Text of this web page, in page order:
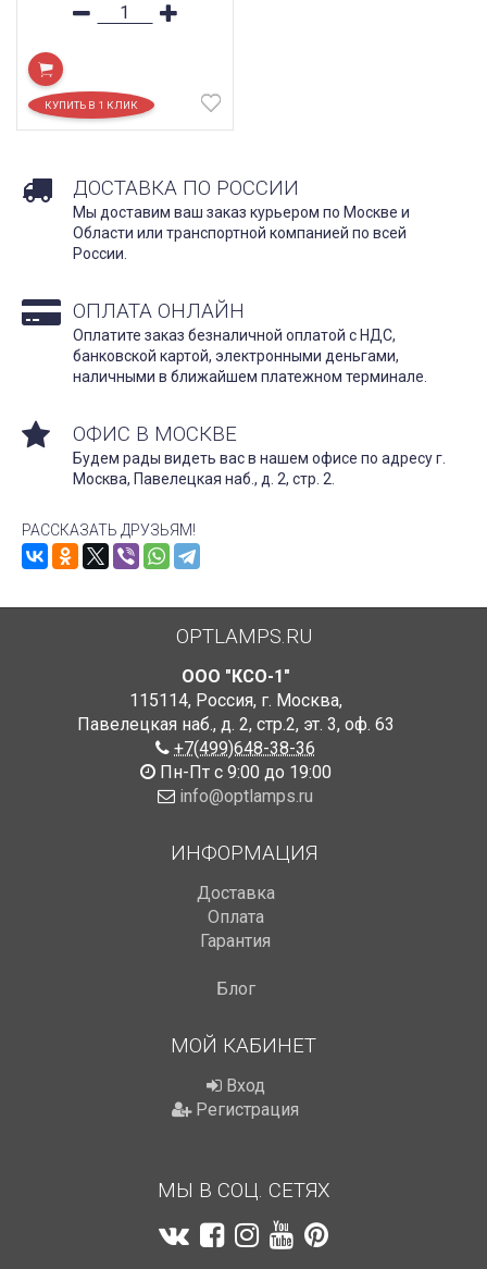
ДОСТАВКА ПО РОССИИ
Мы доставим ваш заказ курьером по Москве и
Области или транспортной компанией по всей
России.
ОПЛАТА ОНЛАЙН
Оплатите заказ безналичной оплатой с НДС,
банковской картой, электронными деньгами,
наличными в ближайшем платежном терминале.
ОФИС В МОСКВЕ
Будем рады видеть вас в нашем офисе по адресу г.
Москва, Павелецкая наб., д. 2, стр. 2.
РАССКАЗАТЬ ДРУЗЬЯМ!
OPTLAMPS.RU
ООО "КСО-1"
115114, Россия, г. Москва,
Павелецкая наб., д. 2, стр.2, эт. 3, оф. 63
+7(499)648-38-36
Пн-Пт с 9:00 до 19:00
info@optlamps.ru
ИНФОРМАЦИЯ
Доставка
Оплата
Гарантия
Блог
МОЙ КАБИНЕТ
Вход
Регистрация
МЫ В СОЦ. СЕТЯХ